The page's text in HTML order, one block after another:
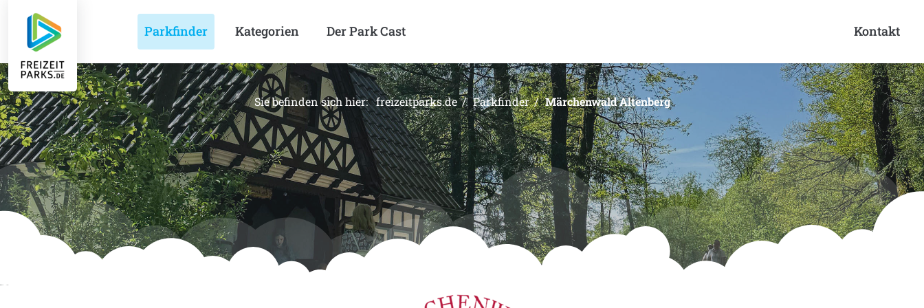
Parkfinder Kategorien Der Park Cast Kontakt
Sie befinden sich hier:freizeitparks.de Parkfinder Märchenwald Altenberg